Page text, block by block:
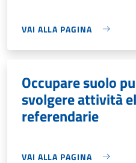
VAI ALLA PAGINA
Occupare suolo
svolgere attività
referendarie
VAI ALLA PAGINA